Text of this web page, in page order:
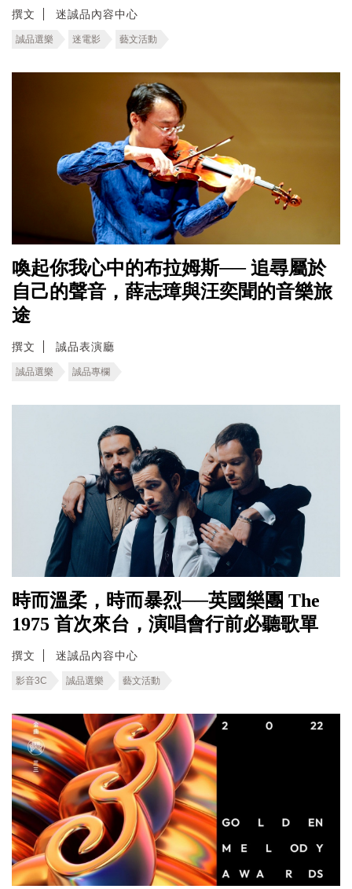
撰文 迷誠品內容中心
誠品選樂 迷電影 藝文活動
喚起你我心中的布拉姆斯── 追尋屬於
自己的聲音，薛志璋與汪奕聞的音樂旅
途
撰文 誠品表演廳
誠品選樂 誠品專欄
時而溫柔，時而暴烈──英國樂團 The
1975 首次來台，演唱會行前必聽歌單
撰文 迷誠品內容中心
影音3C 誠品選樂 藝文活動